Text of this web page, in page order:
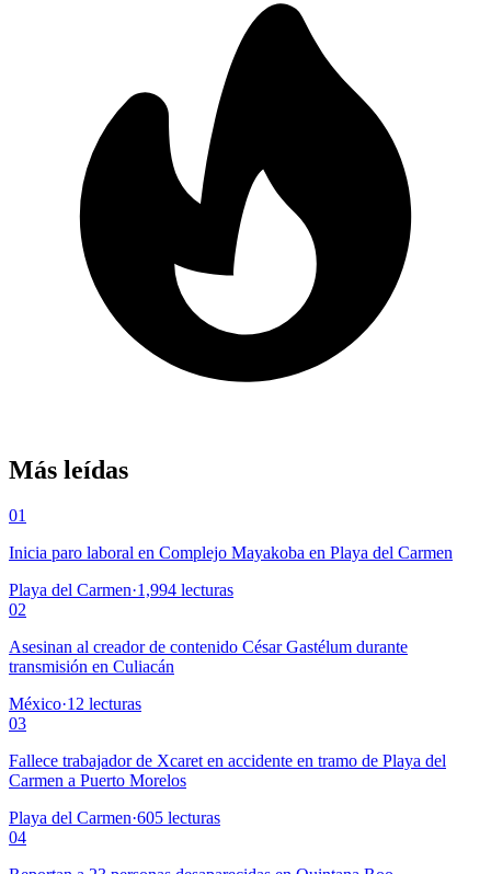
Más leídas
01
Inicia paro laboral en Complejo Mayakoba en Playa del Carmen
Playa del Carmen·1,994 lecturas
02
Asesinan al creador de contenido César Gastélum durante
transmisión en Culiacán
México·12 lecturas
03
Fallece trabajador de Xcaret en accidente en tramo de Playa del
Carmen a Puerto Morelos
Playa del Carmen·605 lecturas
04